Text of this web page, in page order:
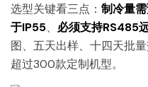
选型关键看三点： 制冷量
于IP55、 必须支持RS485
图、五天出样、十四天批
超过300款定制机型。